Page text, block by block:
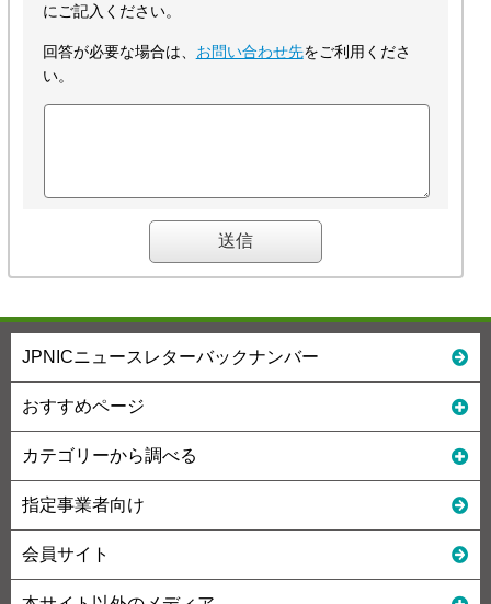
にご記入ください。
回答が必要な場合は、 お問い合わせ先をご利用くださ
い。
JPNICニュースレターバックナンバー
おすすめページ
カテゴリーから調べる
指定事業者向け
会員サイト